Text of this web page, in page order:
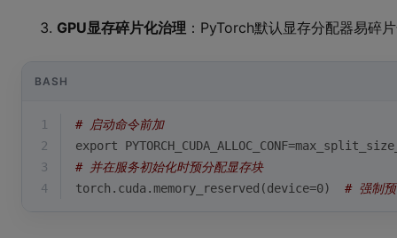
GPU显存碎片化治理 ：PyTorch默认显存分配器易碎
BASH
1
# 启动命令前加
2
export
3
# 并在服务初始化时预分配显存块
4
torch.cuda.memory_reserved(device=0) # 强制